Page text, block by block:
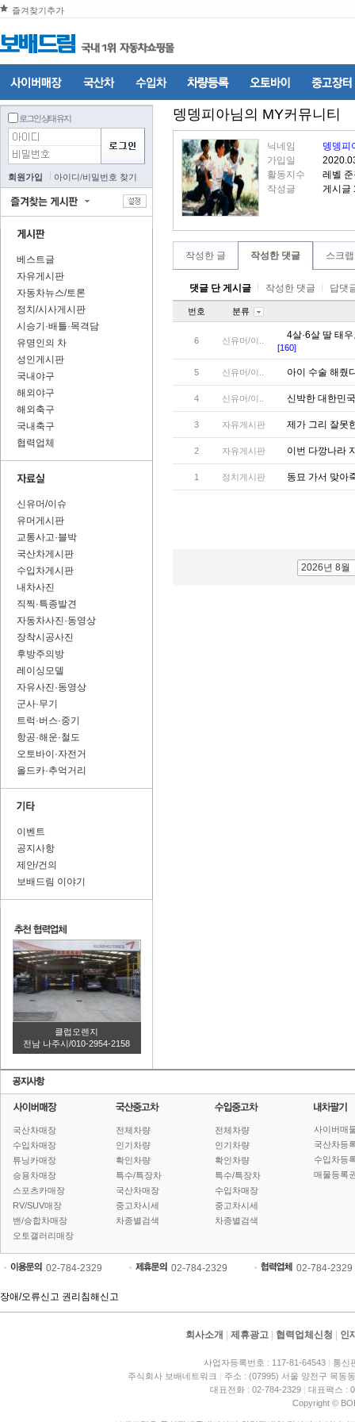
즐겨찾기추가
로그인 상태 유지
회원가입 아이디/비밀번호 찾기
베스트글
자유게시판
자동차뉴스/토론
정치/시사게시판
시승기·배틀·목격담
유명인의 차
성인게시판
국내야구
해외야구
해외축구
국내축구
협력업체
신유머/이슈
유머게시판
교통사고·블박
국산차게시판
수입차게시판
내차사진
직찍·특종발견
자동차사진·동영상
장착시공사진
후방주의방
레이싱모델
자유사진·동영상
군사·무기
트럭·버스·중기
항공·해운·철도
오토바이·자전거
올드카·추억거리
이벤트
공지사항
제안/건의
보배드림 이야기
클럽오렌지
전남 나주시/010-2954-2158
뎅뎅피아님의 MY커뮤니티
닉네임
뎅뎅피
가입일
활동지수
레벨
작성글
게시글
작성한 글 작성한 댓글 스크
댓글 단 게시글 작성한 댓글 답댓
번호 분류
6 신유머/이.. 4살·6살 딸 태
[160]
5 신유머/이.. 아이 수술 해줬
4 신유머/이.. 신박한 대한민
3 자유게시판 제가 그리 잘못
2 자유게시판 이번 다깡나라
1 정치게시판 동묘 가서 맞아
2026년 8월
국산차매장
수입차매장
튜닝카매장
승용차매장
스포츠카매장
RV/SUV매장
밴/승합차매장
오토갤러리매장
전체차량
인기차량
확인차량
특수/특장차
국산차매장
중고차시세
차종별검색
전체차량
인기차량
확인차량
특수/특장차
수입차매장
중고차시세
차종별검색
사이버매
국산차등
수입차등
매물등록
02-784-2329 02-784-2329 02-784-2329
장애/오류신고 권리침해신고
회사소개 제휴광고 협력업체신청 인
사업자등록번호 : 117-81-64543 | 통신
주식회사 보배네트워크 | 주소 : (07995) 서울 양천구 목동
대표전화 : 02-784-2329 | 대표팩스 :
Copyright ©